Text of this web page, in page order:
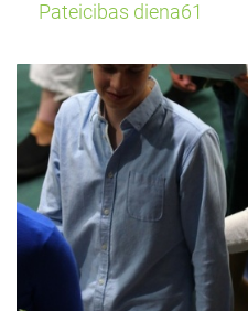
Pateicibas diena61